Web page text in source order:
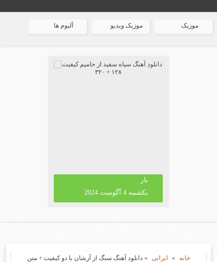
موزیک موزیک ویدیو آلبوم ها
بار
یکشنبه 4 آگوست 2024
خانه » ایرانی » دانلود آهنگ سنگ از آرشان با دو کیفیت + متن